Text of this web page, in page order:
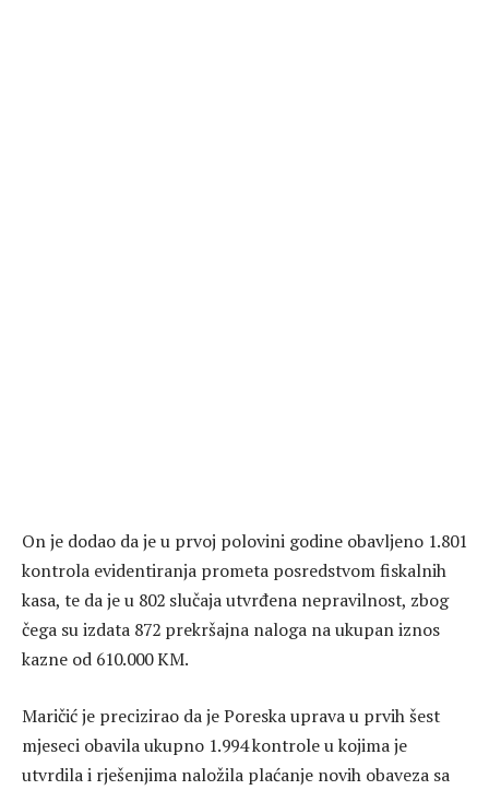
On je dodao da je u prvoj polovini godine obavljeno 1.801
kontrola evidentiranja prometa posredstvom fiskalnih
kasa, te da je u 802 slučaja utvrđena nepravilnost, zbog
čega su izdata 872 prekršajna naloga na ukupan iznos
kazne od 610.000 KM.
Maričić je precizirao da je Poreska uprava u prvih šest
mjeseci obavila ukupno 1.994 kontrole u kojima je
utvrdila i rješenjima naložila plaćanje novih obaveza sa